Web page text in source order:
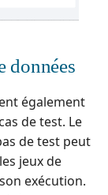
données
également
de test. Le
de test peut
jeux de
exécution.